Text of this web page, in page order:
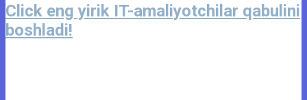
Click eng yirik IT-amaliyotchilar qabulini
boshladi!